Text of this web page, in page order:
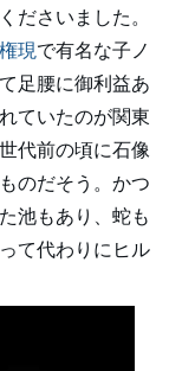
ださいました。
現で有名な子ノ
足腰に御利益あ
ていたのが関東
代前の頃に石像
のだそう。かつ
池もあり、蛇も
て代わりにヒル